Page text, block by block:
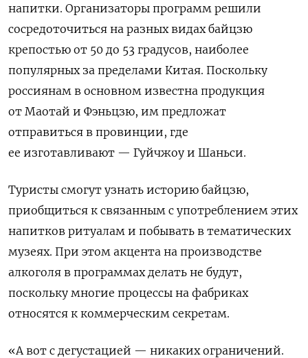
напитки. Организаторы программ решили
сосредоточиться на разных видах байцзю
крепостью от 50 до 53 градусов, наиболее
популярных за пределами Китая. Поскольку
россиянам в основном известна продукция
от Маотай и Фэньцзю, им предложат
отправиться в провинции, где
ее изготавливают — Гуйчжоу и Шаньси.
Туристы смогут узнать историю байцзю,
приобщиться к связанным с употреблением этих
напитков ритуалам и побывать в тематических
музеях. При этом акцента на производстве
алкоголя в программах делать не будут,
поскольку многие процессы на фабриках
относятся к коммерческим секретам.
«А вот с дегустацией — никаких ограничений.